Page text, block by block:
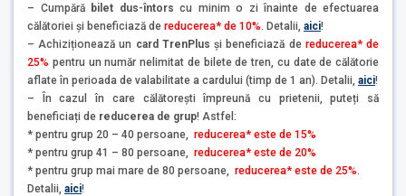
– Cumpărăbilet dus-întors cu minim o zi înainte de efectuarea
călătoriei și beneficiază de reducerea* de 10% . Detalii, aici!
– Achiziționează un card TrenPlus și beneficiază de reducerea* de
25% pentru un număr nelimitat de bilete de tren, cu date de călătorie
aflate în perioada de valabilitate a cardului (timp de 1 an). Detalii, aici!
– În cazul în care călătorești împreună cu prietenii, puteți să
beneficiați de reducerea de grup! Astfel:
* pentru grup 20 – 40 persoane, reducerea* este de 15%
* pentru grup 41 – 80 persoane, reducerea* este de 20%
* pentru grup mai mare de 80 persoane, reducerea* este de 25%
Detalii, aici!